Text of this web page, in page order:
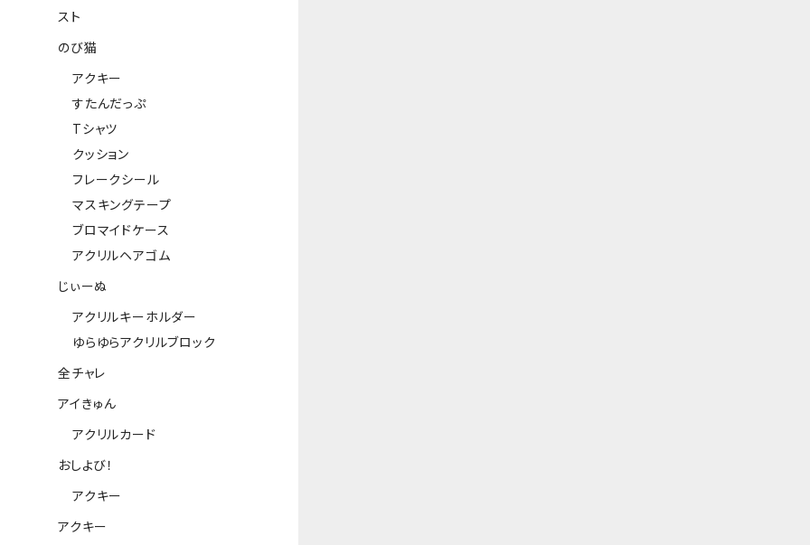
スト
のび猫
アクキー
すたんだっぷ
Tシャツ
クッション
フレークシール
マスキングテープ
ブロマイドケース
アクリルヘアゴム
じぃーぬ
アクリルキーホルダー
ゆらゆらアクリルブロック
全チャレ
アイきゅん
アクリルカード
おしよび！
アクキー
アクキー